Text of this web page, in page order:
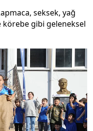
seksek, yağ
körebe gibi geleneksel